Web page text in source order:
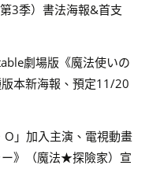
3季）書法海報&首支
劇場版《魔法使いの
本新海報、預定11/20
」加入主演、電視動畫
》（魔法★探險家）宣